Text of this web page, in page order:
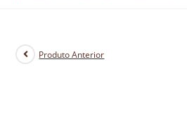
Produto Anterior